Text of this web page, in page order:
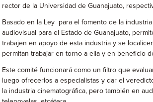
rector de la Universidad de Guanajuato,
Basado en la Ley para el fomento de la
audiovisual para el Estado de Guanajuato,
trabajen en apoyo de esta industria y se
permitan trabajar en torno a ella y en beneficio
Este comité funcionará como un filtro que
luego ofrecerlos a especialistas y dar el
la industria cinematográfica, pero también en